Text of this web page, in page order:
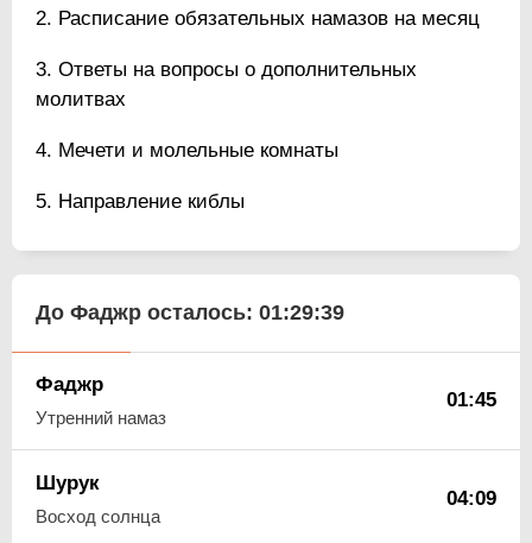
Расписание обязательных намазов на месяц
Ответы на вопросы о дополнительных
молитвах
Мечети и молельные комнаты
Направление киблы
До Фаджр осталось: 01:29:38
Фаджр
Утренний намаз
01:45
Шурук
Восход солнца
04:09